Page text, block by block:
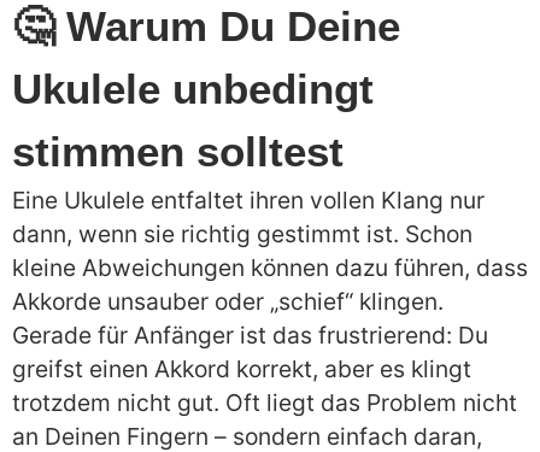
🤔 Warum Du Deine
Ukulele unbedingt
stimmen solltest
Eine Ukulele entfaltet ihren vollen Klang nur
dann, wenn sie richtig gestimmt ist. Schon
kleine Abweichungen können dazu führen, dass
Akkorde unsauber oder „schief“ klingen.
Gerade für Anfänger ist das frustrierend: Du
greifst einen Akkord korrekt, aber es klingt
trotzdem nicht gut. Oft liegt das Problem nicht
an Deinen Fingern – sondern einfach daran,